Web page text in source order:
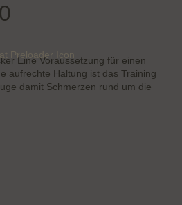
Eine Voraussetzung für einen
aufrechte Haltung ist das Training
damit Schmerzen rund um die